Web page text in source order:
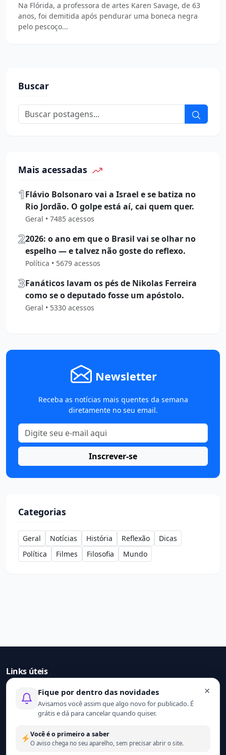
Na Flórida, a professora de artes Karen Savage, de 63
anos, foi demitida após pendurar uma boneca negra
pelo pescoço...
Buscar
Mais acessadas
1Flávio Bolsonaro vai a Israel e se batiza no
Rio Jordão. O golpe está aí, cai quem quer.
Geral • 7485 acessos
22026: o ano em que o Brasil vai se olhar no
espelho — e talvez não goste do reflexo.
Política • 5679 acessos
3Fanáticos lavam os pés de Nikolas Ferreira
como se o deputado fosse um apóstolo.
Geral • 5330 acessos
Newsletter
Receba as notícias mais quentes da semana
diretamente no seu email.
Inscrever-se
Categorias
Geral Notícias História Reflexão
Dicas
Política
Filmes Filosofia Mundo
Links úteis
Início
Contato
Sobre nós
Termo de uso
Política de privacidade
×
Fique por dentro das novidades
Avisamos você assim que algo novo for publicado. É
grátis e dá para cancelar quando quiser.
Você é o primeiro a saber
O aviso chega no seu aparelho, sem precisar abrir o site.